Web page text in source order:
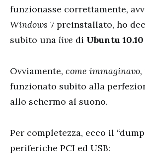
funzionasse correttamente,
Windows 7preinstallato, ho
subito una live di Ubuntu
Ovviamente, come immaginavo
funzionato subito alla
allo schermo al suono.
Per completezza, ecco il
periferiche PCI ed USB: